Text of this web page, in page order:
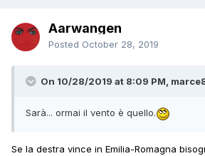
Aarwangen
Posted October 28, 2019
On 10/28/2019 at 8:09 PM,
Sarà... ormai il vento è quello.
Se la destra vince in Emilia-Romagna